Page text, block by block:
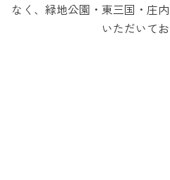
なく、緑地公園・東三国・庄
いただいてお